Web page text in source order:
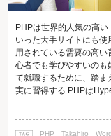
PHPは世界的人気の高
いった大手サイトにも使
用されている需要の高
心者でも学びやすいのも
て就職するために、踏
実に習得する PHPは
で、Webページを動的
て使う言語のため、PHP
PHP Takahiro